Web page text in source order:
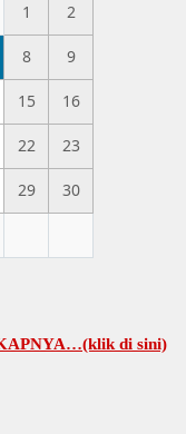
1
2
8 9
15 16
22 23
29 30
di sini)